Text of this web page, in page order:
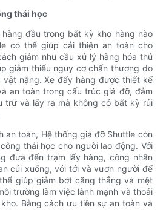
thái học
đầu trong bất kỳ kho hàng nào
có thể giúp cải thiện an toàn cho
giảm nhu cầu xử lý hàng hóa thủ
giảm thiểu nguy cơ chấn thương do
nặng. Xe đẩy hàng được thiết kế
an toàn trong cấu trúc giá đỡ, đảm
trữ và lấy ra mà không có bất kỳ rủi
an toàn, Hệ thống giá đỡ Shuttle còn
thái học cho người lao động. Với
đưa đến trạm lấy hàng, công nhân
cúi xuống, với tới và vươn người để
giúp giảm bớt căng thẳng và mệt
trường làm việc lành mạnh và thoải
Bằng cách ưu tiên sự an toàn và